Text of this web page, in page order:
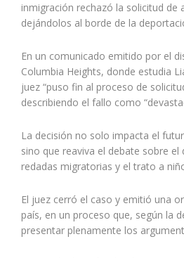
inmigración rechazó la solicitud de
dejándolos al borde de la
En un comunicado emitido por el
Columbia Heights, donde estudia
juez “puso fin al proceso de
describiendo el fallo como
La decisión no solo impacta el
sino que reaviva el debate sobre el
redadas migratorias y el trato a
El juez cerró el caso y emitió una
país, en un proceso que, según la
presentar plenamente los